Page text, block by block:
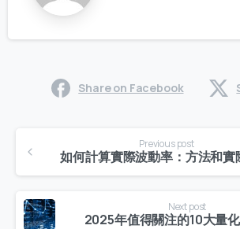
Share on Facebook
Reading
Previous post
如何計算實際波動率：方法和實
Next post
2025年值得關注的10大量